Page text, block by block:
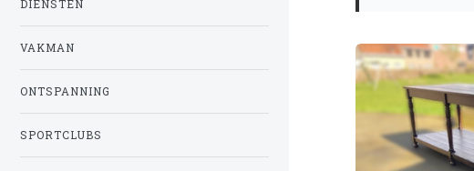
DIENSTEN
VAKMAN
ONTSPANNING
SPORTCLUBS